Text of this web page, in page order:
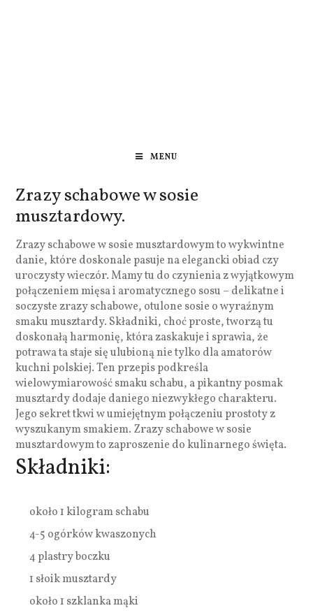
MENU
Zrazy schabowe w sosie
musztardowy.
Zrazy schabowe w sosie musztardowym to wykwintne
danie, które doskonale pasuje na elegancki obiad czy
uroczysty wieczór. Mamy tu do czynienia z wyjątkowym
połączeniem mięsa i aromatycznego sosu – delikatne i
soczyste zrazy schabowe, otulone sosie o wyraźnym
smaku musztardy. Składniki, choć proste, tworzą tu
doskonałą harmonię, która zaskakuje i sprawia, że
potrawa ta staje się ulubioną nie tylko dla amatorów
kuchni polskiej. Ten przepis podkreśla
wielowymiarowość smaku schabu, a pikantny posmak
musztardy dodaje daniego niezwykłego charakteru.
Jego sekret tkwi w umiejętnym połączeniu prostoty z
wyszukanym smakiem. Zrazy schabowe w sosie
musztardowym to zaproszenie do kulinarnego święta.
Składniki:
około 1 kilogram schabu
4-5 ogórków kwaszonych
4 plastry boczku
1 słoik musztardy
około 1 szklanka mąki